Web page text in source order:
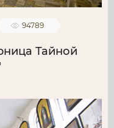
94789
Тайной